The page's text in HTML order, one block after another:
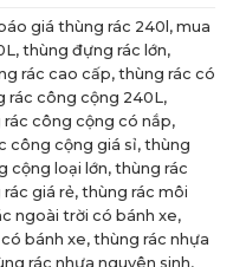
giá thùng rác 240l , mua
, thùng đựng rác lớn,
rác cao cấp, thùng rác có
rác công cộng 240L,
công cộng có nắp,
công cộng giá sỉ, thùng
cộng loại lớn, thùng rác
giá rẻ, thùng rác môi
ngoài trời có bánh xe,
bánh xe, thùng rác nhựa
rác nhựa nguyên sinh,